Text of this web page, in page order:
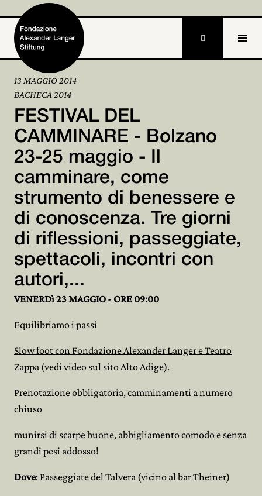
Home
Fondazione
Attività e progetti
Alexander Langer
Archivio
Partecipa

13 MAGGIO 2014
BACHECA 2014
FESTIVAL DEL
CAMMINARE - Bolzano
23-25 maggio - Il
camminare, come
strumento di benessere e
di conoscenza. Tre giorni
di riflessioni, passeggiate,
spettacoli, incontri con
autori,...
VENERDì 23 MAGGIO - ORE 09:00
Equilibriamo i passi
Slow foot con Fondazione Alexander Langer e Teatro
Zappa (vedi video sul sito Alto Adige).
Prenotazione obbligatoria, camminamenti a numero
chiuso
munirsi di scarpe buone, abbigliamento comodo e senza
grandi pesi addosso!
Dove: Passeggiate del Talvera (vicino al bar Theiner)